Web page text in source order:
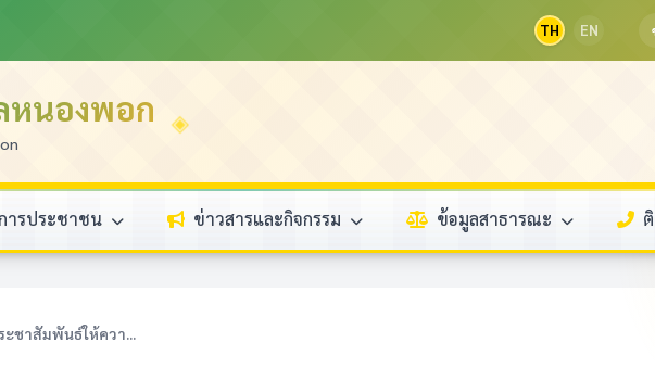
TH EN
หนองพอก
ารประชาชน ข่าวสารและกิจกรรม ข้อมูลสาธารณะ
ชาสัมพันธ์ให้ควา...